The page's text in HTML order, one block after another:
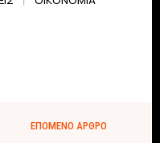
ΕΠΌΜΕΝΟ ΆΡΘΡΟ